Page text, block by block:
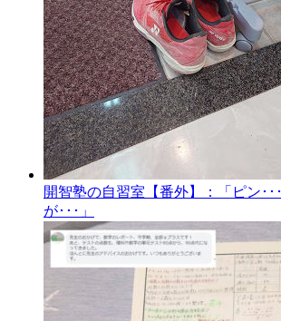
開智塾の自習室【番外】：「ピン･･･
が･･･」